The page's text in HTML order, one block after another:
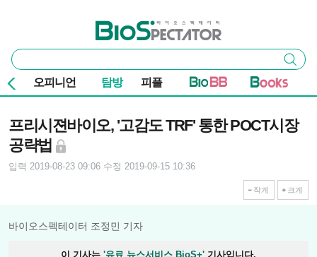
바이오스펙테이터
통
합
검
색
검색
오피니언 탐방 피플
프리시젼바이오, '고감도 TRF' 통한 POCT시장
공략법
입력 2019-08-23 09:06 수정 2019-09-15 10:36
작게 크게
바이오스펙테이터 조정민 기자
이 기사는 '유료 뉴스서비스 BioS+' 기사입니다.